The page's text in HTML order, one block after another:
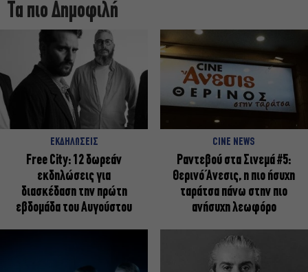
Τα πιο Δημοφιλή
ΕΚΔΗΛΩΣΕΙΣ
Free City: 12 δωρεάν
εκδηλώσεις για
διασκέδαση την πρώτη
εβδομάδα του Αυγούστου
CINE NEWS
Ραντεβού στα Σινεμά #5:
Θερινό Άνεσις, η πιο ήσυχη
ταράτσα πάνω στην πιο
ανήσυχη λεωφόρο